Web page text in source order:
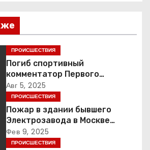
ПРОИСШЕСТВИЯ
Погиб спортивный
комментатор Первого
Александр Гришин
Авг 5, 2025
ПРОИСШЕСТВИЯ
Пожар в здании бывшего
Электрозавода в Москве
успешно ликвидирован
Фев 9, 2025
ПРОИСШЕСТВИЯ